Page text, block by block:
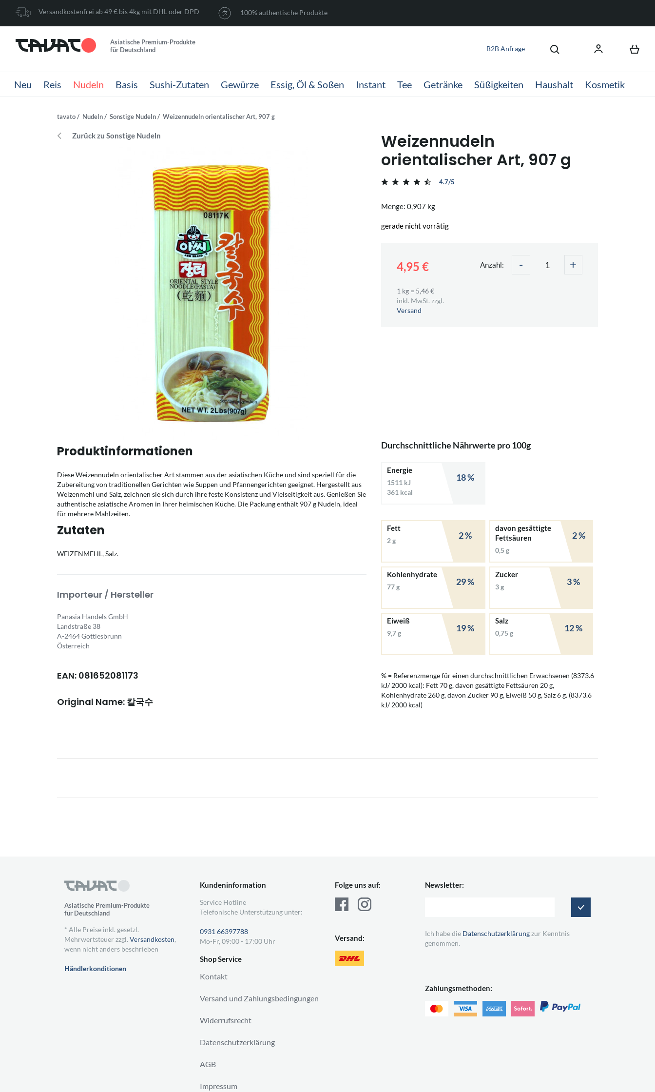
Versandkostenfrei ab 49 € bis 4kg mit DHL oder DPD 100% authentische Produkte
Asiatische Premium-Produkte
für Deutschland
B2B Anfrage
Neu Reis Nudeln Basis Sushi-Zutaten Gewürze Essig, Öl & Soßen Instant Tee Getränke Süßigkeiten Haushalt Kosmetik
tavato Nudeln Sonstige Nudeln Weizennudeln orientalischer Art, 907 g
Zurück zu Sonstige Nudeln
Weizennudeln
orientalischer Art, 907 g
4.7/5
Menge: 0,907 kg
gerade nicht vorrätig
4,95 € Anzahl: - +
1 kg = 5,46 €
inkl. MwSt. zzgl.
Versand
Produktinformationen
Diese Weizennudeln orientalischer Art stammen aus der asiatischen Küche und sind speziell für die
Zubereitung von traditionellen Gerichten wie Suppen und Pfannengerichten geeignet. Hergestellt aus
Weizenmehl und Salz, zeichnen sie sich durch ihre feste Konsistenz und Vielseitigkeit aus. Genießen Sie
authentische asiatische Aromen in Ihrer heimischen Küche. Die Packung enthält 907 g Nudeln, ideal
für mehrere Mahlzeiten.
Zutaten
WEIZENMEHL, Salz.
Importeur / Hersteller
Panasia Handels GmbH
Landstraße 38
A-2464 Göttlesbrunn
Österreich
EAN: 081652081173
Original Name: 칼국수
Durchschnittliche Nährwerte pro 100g
Energie
1511 kJ
361 kcal
18 %
Fett
2 g 2 %
davon gesättigte
Fettsäuren
0,5 g
2 %
Kohlenhydrate
77 g 29 %
Zucker
3 g 3 %
Eiweiß
9,7 g 19 %
Salz
0,75 g 12 %
% = Referenzmenge für einen durchschnittlichen Erwachsenen (8373.6
kJ/ 2000 kcal): Fett 70 g, davon gesättigte Fettsäuren 20 g,
Kohlenhydrate 260 g, davon Zucker 90 g, Eiweiß 50 g, Salz 6 g. (8373.6
kJ/ 2000 kcal)
Asiatische Premium-Produkte
für Deutschland
* Alle Preise inkl. gesetzl.
Mehrwertsteuer zzgl. Versandkosten,
wenn nicht anders beschrieben
Händlerkonditionen
Kundeninformation
Service Hotline
Telefonische Unterstützung unter:
0931 66397788
Mo-Fr, 09:00 - 17:00 Uhr
Shop Service
Kontakt
Versand und Zahlungsbedingungen
Widerrufsrecht
Datenschutzerklärung
AGB
Impressum
Folge uns auf:
Versand:
Newsletter:
Ich habe die Datenschutzerklärungzur Kenntnis
genommen.
Zahlungsmethoden: